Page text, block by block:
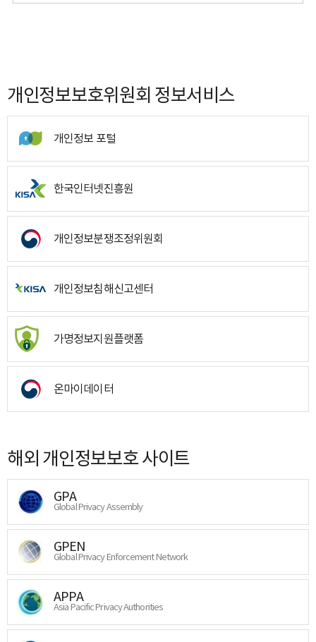
개인정보보호위원회 정보서비스
개인정보 포털
한국인터넷진흥원
개인정보분쟁조정위원회
개인정보침해신고센터
가명정보지원플랫폼
온마이데이터
해외 개인정보보호 사이트
GPA
Global Privacy Assembly
GPEN
Global Privacy Enforcement Network
APPA
Asia Pacific Privacy Authorities